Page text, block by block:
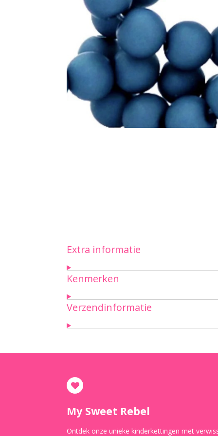
Extra informatie
Kenmerken
Verzendinformatie
My Sweet Rebel
Ontdek onze unieke kinderkettingen met